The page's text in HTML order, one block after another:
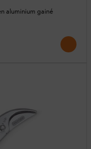
aluminium gainé